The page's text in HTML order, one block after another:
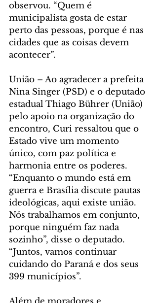
observou. “Quem é
municipalista gosta de estar
perto das pessoas, porque é nas
cidades que as coisas devem
acontecer”.
União – Ao agradecer a prefeita
Nina Singer (PSD) e o deputado
estadual Thiago Bührer (União)
pelo apoio na organização do
encontro, Curi ressaltou que o
Estado vive um momento
único, com paz política e
harmonia entre os poderes.
“Enquanto o mundo está em
guerra e Brasília discute pautas
ideológicas, aqui existe união.
Nós trabalhamos em conjunto,
porque ninguém faz nada
sozinho”, disse o deputado.
“Juntos, vamos continuar
cuidando do Paraná e dos seus
399 municípios”.